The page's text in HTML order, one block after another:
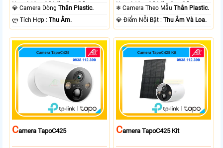
Ngoại 10m Có Màu Ban Ðêm.
💎 Camera DòngThân Plastic.
️ლ Tích Hợp :Thu Âm.
Ngoại 10m Có Màu Ban Ðêm.
❄ Camera Theo MẫuThân Plastic.
️💎 Điểm Nỗi Bật :Thu Âm Và Loa.
CAmera TapoC425 CAmera TapoC425 Kit